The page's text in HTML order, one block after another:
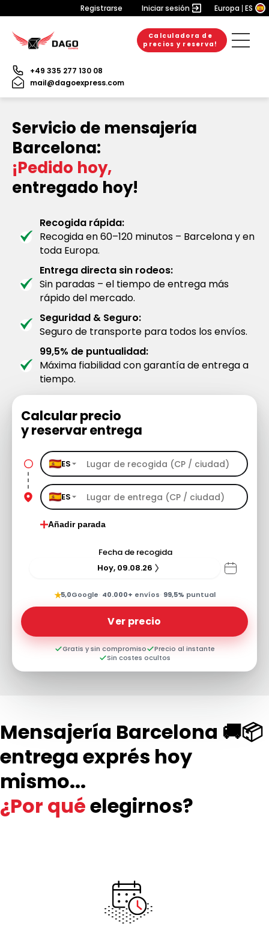
Registrarse Iniciar sesión Europa ES
Calculadora de
precios y reserva!
+49 335 277 130 08
mail@dagoexpress.com
Servicio de mensajería
Barcelona:
¡Pedido hoy,
entregado hoy!
Recogida rápida:
Recogida en 60–120 minutos – Barcelona y en
toda Europa.
Entrega directa sin rodeos:
Sin paradas – el tiempo de entrega más
rápido del mercado.
Seguridad & Seguro:
Seguro de transporte para todos los envíos.
99,5% de puntualidad:
Máxima fiabilidad con garantía de entrega a
tiempo.
Calcular precio
y reservar entrega
ES
ES
Añadir parada
Fecha de recogida
Hoy, 09.08.26
★5,0Google· 40.000+ envíos· 99,5% puntual
Ver precio
Gratis y sin compromiso
Precio al instante
Sin costes ocultos
Mensajería Barcelona 🚚📦
entrega exprés hoy
mismo...
¿Por quéelegirnos?